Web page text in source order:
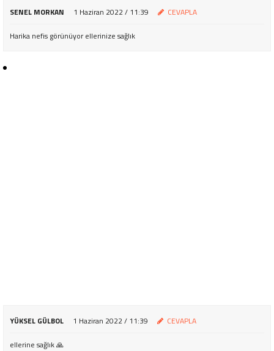
SENEL MORKAN 1 Haziran 2022 / 11:39 CEVAPLA
Harika nefis görünüyor ellerinize sağlık
YÜKSEL GÜLBOL 1 Haziran 2022 / 11:39 CEVAPLA
ellerine sağlık 🙏